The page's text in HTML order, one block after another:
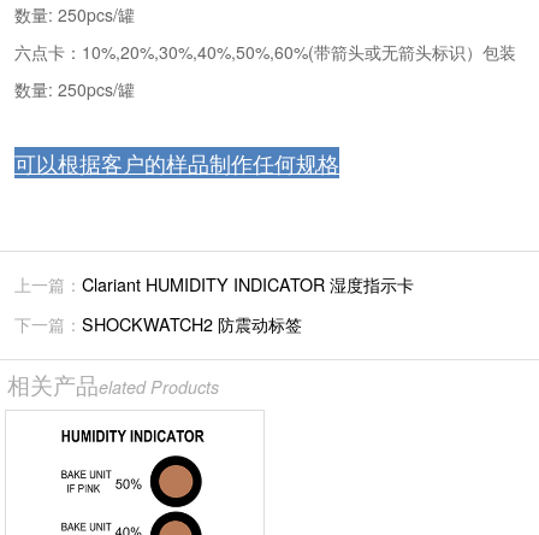
数量: 250pcs/罐
六点卡：10%,20%,30%,40%,50%,60%(带箭头或无箭头标识）包装
数量: 250pcs/罐
可以根据客户的样品制作任何规格
上一篇： Clariant HUMIDITY INDICATOR 湿度指示卡
下一篇： SHOCKWATCH2 防震动标签
相关产品elated Products